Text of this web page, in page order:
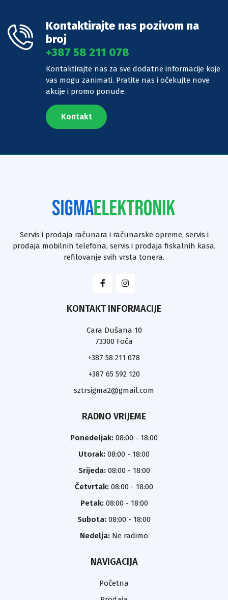
Kontaktirajte nas pozivom na
broj
+387 58 211 078
Kontaktirajte nas za sve dodatne informacije koje
vas mogu zanimati. Pratite nas i očekujte nove
akcije i promo ponude.
Kontakt
Servis i prodaja računara i računarske opreme, servis i
prodaja mobilnih telefona, servis i prodaja fiskalnih kasa,
refilovanje svih vrsta tonera.
KONTAKT INFORMACIJE
Cara Dušana 10
73300 Foča
+387 58 211 078
+387 65 592 120
sztrsigma2@gmail.com
RADNO VRIJEME
Ponedeljak: 08:00 - 18:00
Utorak: 08:00 - 18:00
Srijeda:08:00 - 18:00
Četvrtak: 08:00 - 18:00
Petak:08:00 - 18:00
Subota: 08:00 - 18:00
Nedelja: Ne radimo
NAVIGACIJA
Početna